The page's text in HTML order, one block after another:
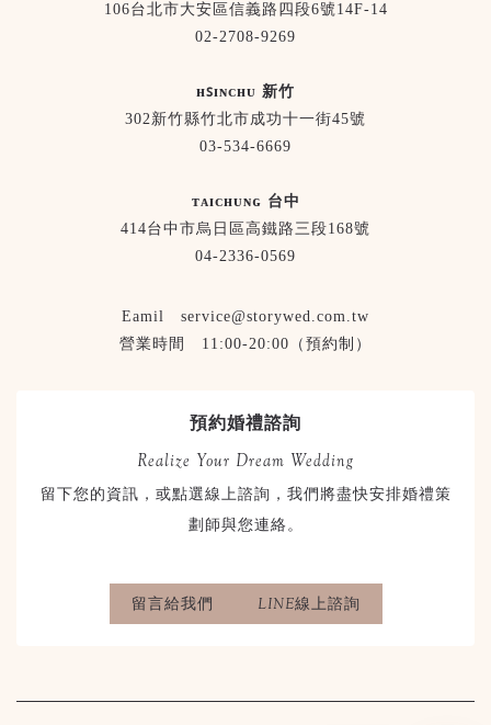
106台北市大安區信義路四段6號14F-14
02-2708-9269
ʜꜱɪɴᴄʜᴜ 新竹
302新竹縣竹北市成功十一街45號
03-534-6669
ᴛᴀɪᴄʜᴜɴɢ 台中
414台中市烏日區高鐵路三段168號
04-2336-0569
Eamil service@storywed.com.tw
營業時間 11:00-20:00（預約制）
預約婚禮諮詢
Realize Your Dream Wedding
留下您的資訊，或點選線上諮詢，我們將盡快安排婚禮策
劃師與您連絡。
留言給我們 LINE線上諮詢